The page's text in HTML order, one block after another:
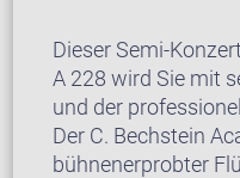
Dieser Semi-
A 228 wird Sie mit
und der
Der C. Bechstein
bühnenerprobter